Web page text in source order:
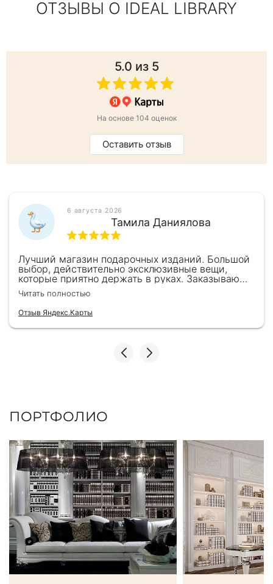
ОТЗЫВЫ О IDEAL LIBRARY
5.0 из 5
На основе 104 оценок
Оставить отзыв
6 августа 2026
Тамила Даниялова
Лучший магазин подарочных изданий. Большой
выбор, действительно эксклюзивные вещи,
которые приятно держать в руках. Заказываю
здесь уже второй раз для бизнес-партнеров,
всегда всё безупречно — от общения с
консультантами до качества самих книг.
Однозначно рекомендую
Читать полностью
Отзыв Яндекс.Карты
ПОРТФОЛИО